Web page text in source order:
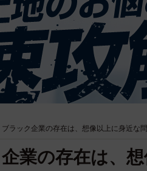
ブラック企業の存在は、想像以上に身近
業の存在は、